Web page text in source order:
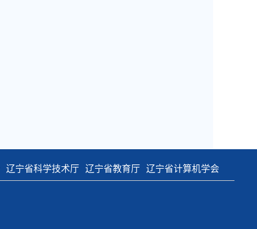
辽宁省科学技术厅 辽宁省教育厅 辽宁省计算机学会